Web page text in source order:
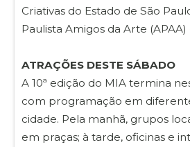
Criativas do Estado de São
Paulista Amigos da Arte (APAA)
ATRAÇÕES DESTE SÁBADO
A 10ª edição do MIA termina
com programação em
cidade. Pela manhã, grupos
em praças; à tarde, oficinas e